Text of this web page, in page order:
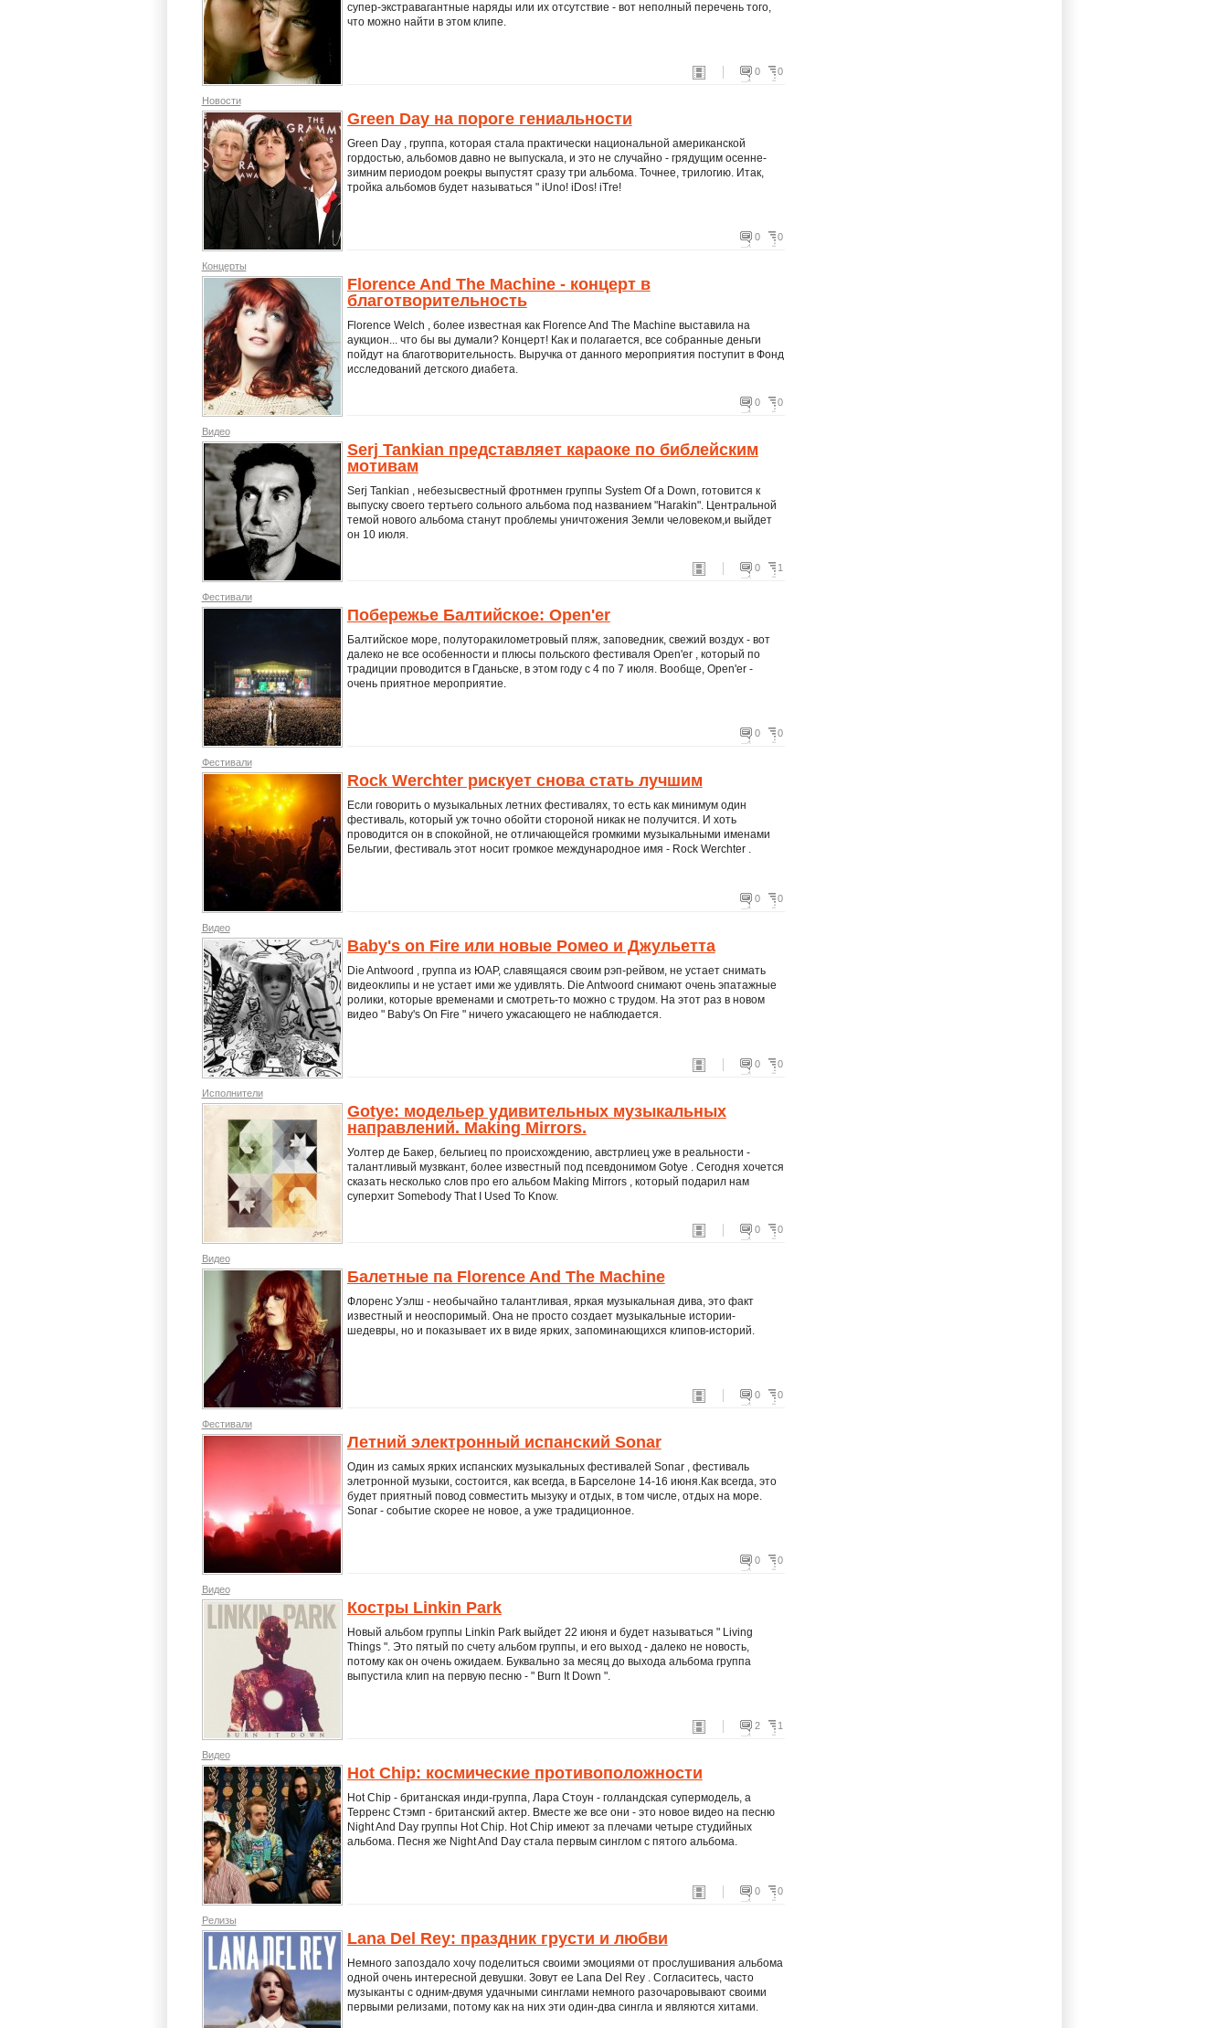
супер-экстравагантные наряды или их отсутствие - вот неполный перечень того,
что можно найти в этом клипе.
0 0
Новости
Green Day на пороге гениальности
Green Day , группа, которая стала практически национальной американской
гордостью, альбомов давно не выпускала, и это не случайно - грядущим осенне-
зимним периодом роекры выпустят сразу три альбома. Точнее, трилогию. Итак,
тройка альбомов будет называться " iUno! iDos! iTre!
0 0
Концерты
Florence And The Machine - концерт в
благотворительность
Florence Welch , более известная как Florence And The Machine выставила на
аукцион... что бы вы думали? Концерт! Как и полагается, все собранные деньги
пойдут на благотворительность. Выручка от данного мероприятия поступит в Фонд
исследований детского диабета.
0 0
Видео
Serj Tankian представляет караоке по библейским
мотивам
Serj Tankian , небезысвестный фротнмен группы System Of a Down, готовится к
выпуску своего тертьего сольного альбома под названием "Harakin". Центральной
темой нового альбома станут проблемы уничтожения Земли человеком,и выйдет
он 10 июля.
0 1
Фестивали
Побережье Балтийское: Open'er
Балтийское море, полуторакилометровый пляж, заповедник, свежий воздух - вот
далеко не все особенности и плюсы польского фестиваля Open'er , который по
традиции проводится в Гданьске, в этом году с 4 по 7 июля. Вообще, Open'er -
очень приятное мероприятие.
0 0
Фестивали
Rock Werchter рискует снова стать лучшим
Если говорить о музыкальных летних фестивалях, то есть как минимум один
фестиваль, который уж точно обойти стороной никак не получится. И хоть
проводится он в спокойной, не отличающейся громкими музыкальными именами
Бельгии, фестиваль этот носит громкое международное имя - Rock Werchter .
0 0
Видео
Baby's on Fire или новые Ромео и Джульетта
Die Antwoord , группа из ЮАР, славящаяся своим рэп-рейвом, не устает снимать
видеоклипы и не устает ими же удивлять. Die Antwoord снимают очень эпатажные
ролики, которые временами и смотреть-то можно с трудом. На этот раз в новом
видео " Baby's On Fire " ничего ужасающего не наблюдается.
0 0
Исполнители
Gotye: модельер удивительных музыкальных
направлений. Making Mirrors.
Уолтер де Бакер, бельгиец по происхождению, австрлиец уже в реальности -
талантливый музвкант, более известный под псевдонимом Gotye . Сегодня хочется
сказать несколько слов про его альбом Making Mirrors , который подарил нам
суперхит Somebody That I Used To Know.
0 0
Видео
Балетные па Florence And The Machine
Флоренс Уэлш - необычайно талантливая, яркая музыкальная дива, это факт
известный и неоспоримый. Она не просто создает музыкальные истории-
шедевры, но и показывает их в виде ярких, запоминающихся клипов-историй.
0 0
Фестивали
Летний электронный испанский Sonar
Один из самых ярких испанских музыкальных фестивалей Sonar , фестиваль
элетронной музыки, состоится, как всегда, в Барселоне 14-16 июня.Как всегда, это
будет приятный повод совместить мызуку и отдых, в том числе, отдых на море.
Sonar - событие скорее не новое, а уже традиционное.
0 0
Видео
Костры Linkin Park
Новый альбом группы Linkin Park выйдет 22 июня и будет называться " Living
Things ". Это пятый по счету альбом группы, и его выход - далеко не новость,
потому как он очень ожидаем. Буквально за месяц до выхода альбома группа
выпустила клип на первую песню - " Burn It Down ".
2 1
Видео
Hot Chip: космические противоположности
Hot Chip - британская инди-группа, Лара Стоун - голландская супермодель, а
Терренс Стэмп - британский актер. Вместе же все они - это новое видео на песню
Night And Day группы Hot Chip. Hot Chip имеют за плечами четыре студийных
альбома. Песня же Night And Day стала первым синглом с пятого альбома.
0 0
Релизы
Lana Del Rey: праздник грусти и любви
Немного запоздало хочу поделиться своими эмоциями от прослушивания альбома
одной очень интересной девушки. Зовут ее Lana Del Rey . Согласитесь, часто
музыканты с одним-двумя удачными синглами немного разочаровывают своими
первыми релизами, потому как на них эти один-два сингла и являются хитами.